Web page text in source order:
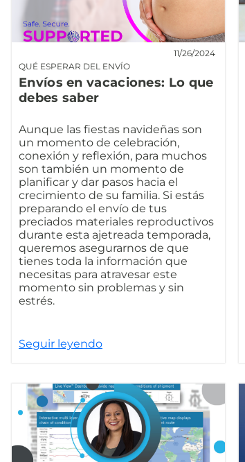
QUÉ ESPERAR DEL ENVÍO
11/26/2024
Envíos en vacaciones: Lo que
debes saber
Aunque las fiestas navideñas son
un momento de celebración,
conexión y reflexión, para muchos
son también un momento de
planificar y dar pasos hacia el
crecimiento de su familia. Si estás
preparando el envío de tus
preciados materiales reproductivos
durante esta ajetreada temporada,
queremos asegurarnos de que
tienes toda la información que
necesitas para atravesar este
momento sin problemas y sin
estrés.
Seguir leyendo